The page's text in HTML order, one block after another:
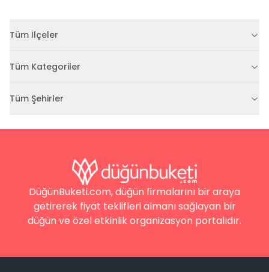
Tüm İlçeler
Tüm Kategoriler
Tüm Şehirler
DüğünBuketi.com, düğün firmalarını bir araya
getirerek fiyat teklifleri almanı sağlayan bir
düğün ve özel etkinlik organizasyon portalıdır.